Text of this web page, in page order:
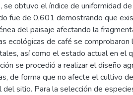
se obtuvo el índice de uniformidad
fue de 0,601 demostrando que
del paisaje afectando la
ecológicas de café se comprobaron
así como el estado actual en el
se procedió a realizar el diseño
de forma que no afecte el cultivo
sitio. Para la selección de